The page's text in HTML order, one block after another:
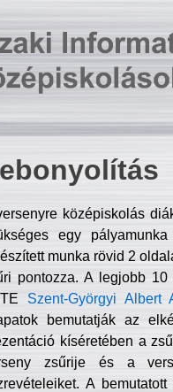
középiskolás
egy
munka rövid 2
pontozza. A legjobb
Szent-Györgyi Albert
bemutatják az
kíséretében a
zsűrije és a
A